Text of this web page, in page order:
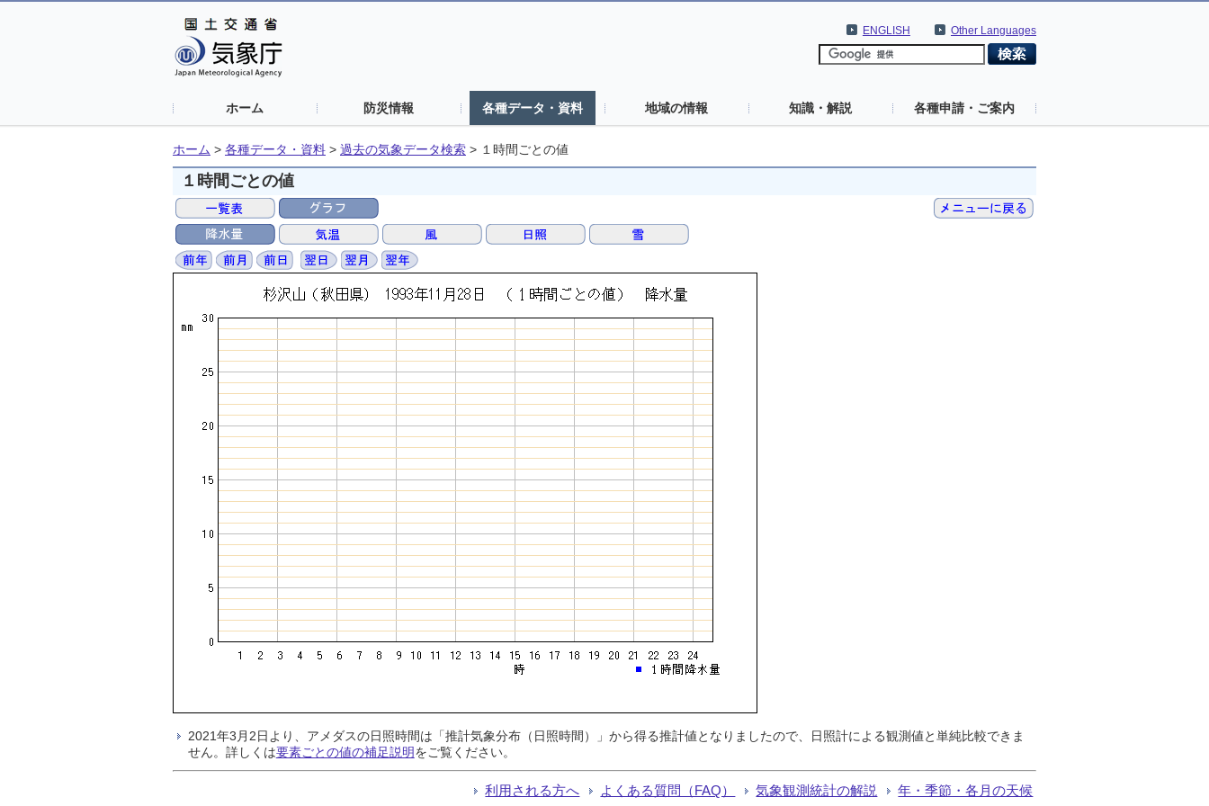
Other Languages
ENGLISH
ホーム 防災情報 各種データ・資料 地域の情報 知識・解説 各種申請・ご案内
ホーム > 各種データ・資料 > 過去の気象データ検索 > １時間ごとの値
１時間ごとの値
2021年3月2日より、アメダスの日照時間は「推計気象分布（日照時間）」から得る推計値となりましたので、日照計による観測値と単純比較できま
せん。詳しくは要素ごとの値の補足説明をご覧ください。
利用される方へ よくある質問（FAQ） 気象観測統計の解説 年・季節・各月の天候